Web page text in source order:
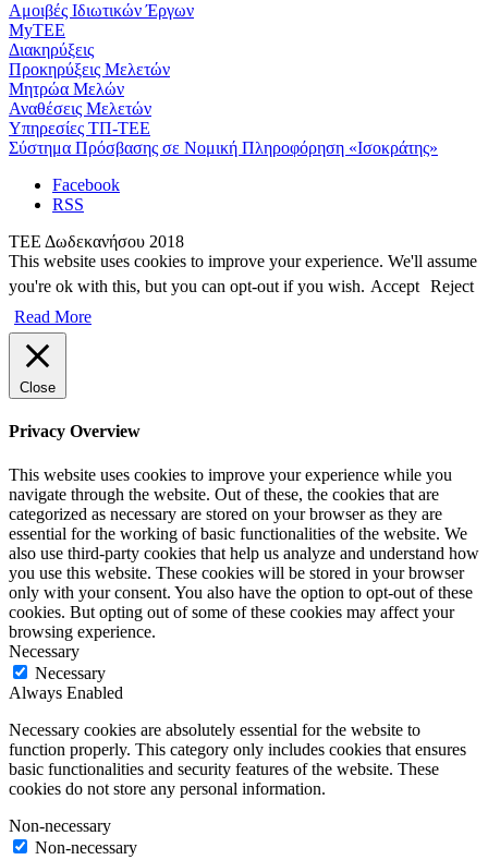
Αμοιβές Ιδιωτικών Έργων
MyTEE
Διακηρύξεις
Προκηρύξεις Μελετών
Μητρώα Μελών
Αναθέσεις Μελετών
Υπηρεσίες ΤΠ-ΤΕΕ
Σύστημα Πρόσβασης σε Νομική Πληροφόρηση «Ισοκράτης»
Facebook
RSS
ΤΕΕ Δωδεκανήσου 2018
This website uses cookies to improve your experience. We'll assume
you're ok with this, but you can opt-out if you wish. Accept Reject
Read More
Close
Privacy Overview
This website uses cookies to improve your experience while you
navigate through the website. Out of these, the cookies that are
categorized as necessary are stored on your browser as they are
essential for the working of basic functionalities of the website. We
also use third-party cookies that help us analyze and understand how
you use this website. These cookies will be stored in your browser
only with your consent. You also have the option to opt-out of these
cookies. But opting out of some of these cookies may affect your
browsing experience.
Necessary
Necessary
Always Enabled
Necessary cookies are absolutely essential for the website to
function properly. This category only includes cookies that ensures
basic functionalities and security features of the website. These
cookies do not store any personal information.
Non-necessary
Non-necessary